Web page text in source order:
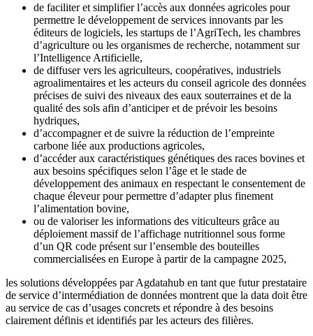
de faciliter et simplifier l’accès aux données agricoles pour
permettre le développement de services innovants par les
éditeurs de logiciels, les startups de l’AgriTech, les chambres
d’agriculture ou les organismes de recherche, notamment sur
l’Intelligence Artificielle,
de diffuser vers les agriculteurs, coopératives, industriels
agroalimentaires et les acteurs du conseil agricole des données
précises de suivi des niveaux des eaux souterraines et de la
qualité des sols afin d’anticiper et de prévoir les besoins
hydriques,
d’accompagner et de suivre la réduction de l’empreinte
carbone liée aux productions agricoles,
d’accéder aux caractéristiques génétiques des races bovines et
aux besoins spécifiques selon l’âge et le stade de
développement des animaux en respectant le consentement de
chaque éleveur pour permettre d’adapter plus finement
l’alimentation bovine,
ou de valoriser les informations des viticulteurs grâce au
déploiement massif de l’affichage nutritionnel sous forme
d’un QR code présent sur l’ensemble des bouteilles
commercialisées en Europe à partir de la campagne 2025,
les solutions développées par Agdatahub en tant que futur prestataire
de service d’intermédiation de données montrent que la data doit être
au service de cas d’usages concrets et répondre à des besoins
clairement définis et identifiés par les acteurs des filières.